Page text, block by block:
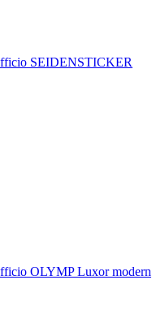
SEIDENSTICKER
OLYMP Luxor modern